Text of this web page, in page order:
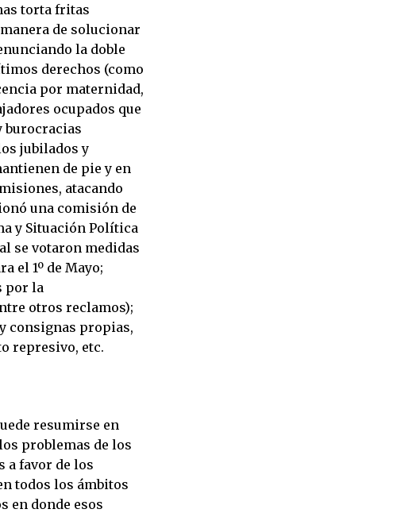
torta fritas
de solucionar
la doble
derechos (como
por maternidad,
ocupados que
burocracias
jubilados y
de pie y en
atacando
una comisión de
y Situación Política
se votaron medidas
el 1º de Mayo;
por la
otros reclamos);
consignas propias,
represivo, etc.
resumirse en
problemas de los
a favor de los
todos los ámbitos
en donde esos